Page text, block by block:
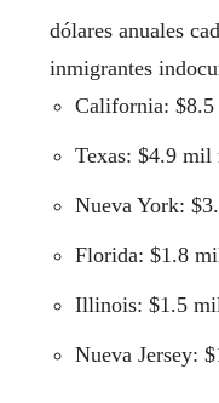
dólares anuales
inmigrantes
California:
Texas: $4.9 mil
Nueva York:
Florida: $1.8
Illinois: $1.5
Nueva Jersey: